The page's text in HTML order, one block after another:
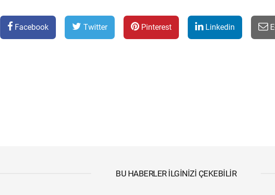
Facebook Twitter Pinterest Linkedin
BU HABERLER İLGINIZI ÇEKEBILIR